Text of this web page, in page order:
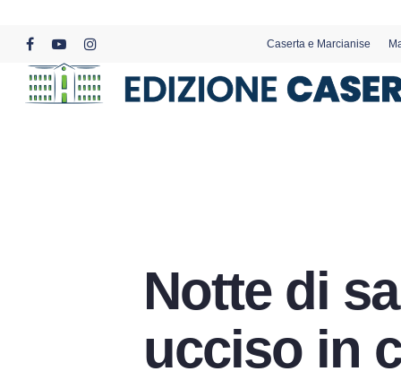
content
facebookyoutubeinstagram
Caserta e Marcianise
Notte di
ucciso in